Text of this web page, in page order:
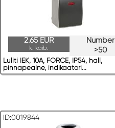
Number
>50
2.65 EUR
k. käib.
Luliti IEK, 10A, FORCE, IP54, hall,
pinnapealne, indikaatori...
ID:0019844